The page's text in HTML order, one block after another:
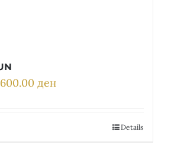
денCurrent
17,600.00 ден. Details